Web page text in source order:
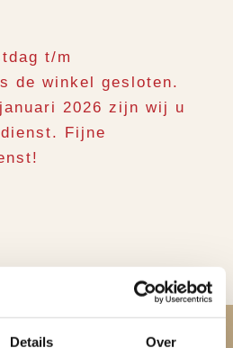
Details Over
t/m
de winkel gesloten.
2026 zijn wij u
Fijne